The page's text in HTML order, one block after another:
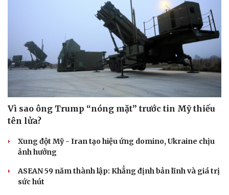
Vì sao ông Trump “nóng mặt” trước tin Mỹ thiếu
tên lửa?
Xung đột Mỹ - Iran tạo hiệu ứng domino, Ukraine chịu
ảnh hưởng
ASEAN 59 năm thành lập: Khẳng định bản lĩnh và giá trị
sức hút